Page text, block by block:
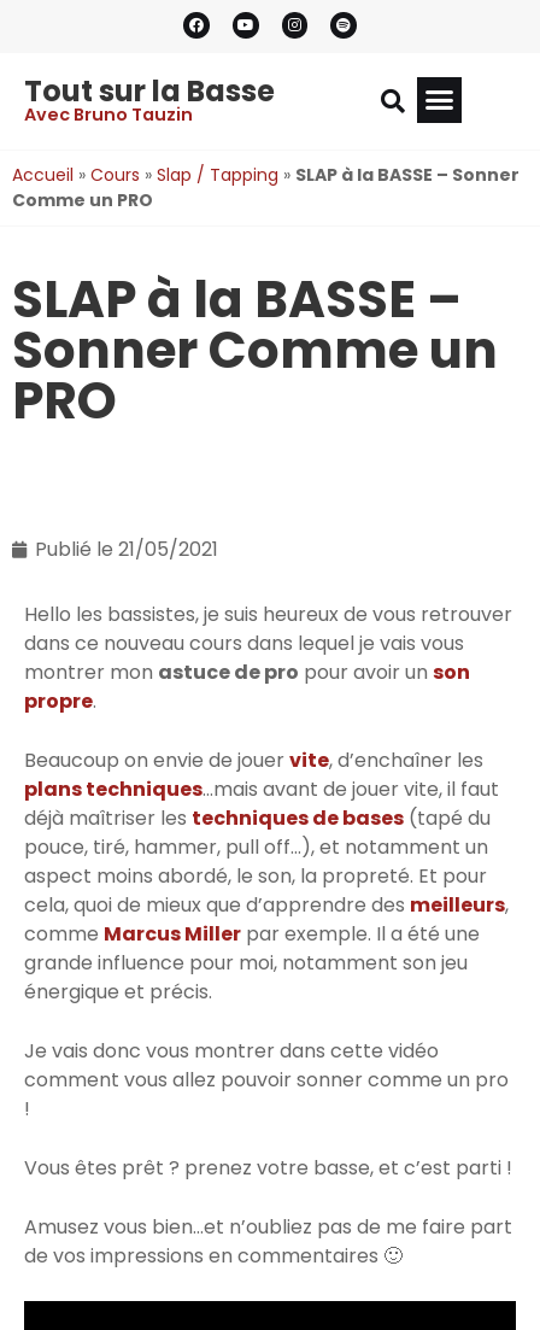
Tout sur la Basse
Avec Bruno Tauzin
Accueil » Cours » Slap / Tapping » SLAP à la BASSE – Sonner
Comme un PRO
SLAP à la BASSE –
Sonner Comme un
PRO
Publié le 21/05/2021
Hello les bassistes, je suis heureux de vous retrouver
dans ce nouveau cours dans lequel je vais vous
montrer mon astuce de pro pour avoir un son
propre.
Beaucoup on envie de jouervite, d’enchaîner les
plans techniques…mais avant de jouer vite, il faut
déjà maîtriser les techniques de bases (tapé du
pouce, tiré, hammer, pull off…), et notamment un
aspect moins abordé, le son, la propreté. Et pour
cela, quoi de mieux que d’apprendre des meilleurs,
comme Marcus Miller par exemple. Il a été une
grande influence pour moi, notamment son jeu
énergique et précis.
Je vais donc vous montrer dans cette vidéo
comment vous allez pouvoir sonner comme un pro
!
Vous êtes prêt ? prenez votre basse, et c’est parti !
Amusez vous bien…et n’oubliez pas de me faire part
de vos impressions en commentaires 🙂